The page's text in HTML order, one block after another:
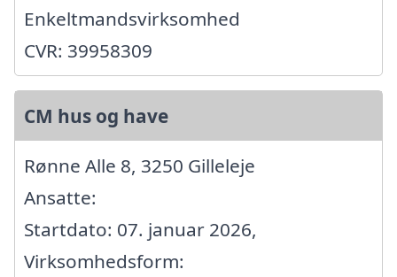
Enkeltmandsvirksomhed
CVR: 39958309
CM hus og have
Rønne Alle 8, 3250 Gilleleje
Ansatte:
Startdato: 07. januar 2026,
Virksomhedsform: